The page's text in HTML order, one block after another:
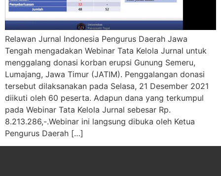
Relawan Jurnal Indonesia Pengurus Daerah Jawa
Tengah mengadakan Webinar Tata Kelola Jurnal untuk
menggalang donasi korban erupsi Gunung Semeru,
Lumajang, Jawa Timur (JATIM). Penggalangan donasi
tersebut dilaksanakan pada Selasa, 21 Desember 2021
diikuti oleh 60 peserta. Adapun dana yang terkumpul
pada Webinar Tata Kelola Jurnal sebesar Rp.
8.213.286,-.Webinar ini langsung dibuka oleh Ketua
Pengurus Daerah […]